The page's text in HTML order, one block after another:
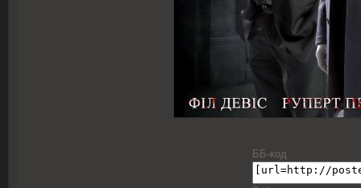
ББ-код